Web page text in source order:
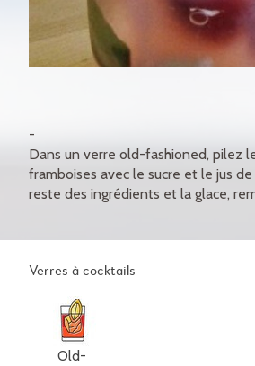
Dans un verre old-fashioned, pilez
framboises avec le sucre et le jus
reste des ingrédients et la glace,
Verres à cocktails
Old-